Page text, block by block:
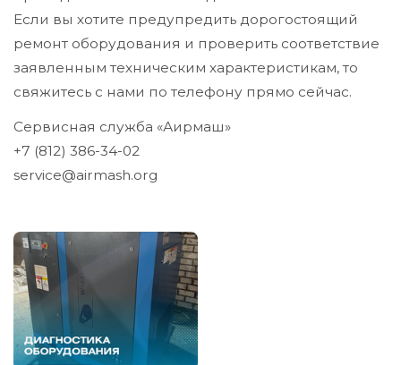
Если вы хотите предупредить дорогостоящий
ремонт оборудования и проверить соответствие
заявленным техническим характеристикам, то
свяжитесь с нами по телефону прямо сейчас.
Сервисная служба «Аирмаш»
+7 (812) 386-34-02
service@airmash.org